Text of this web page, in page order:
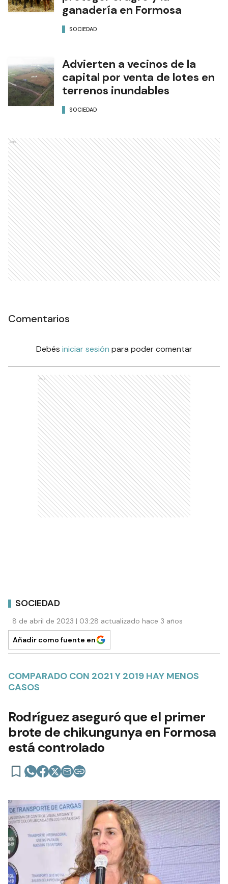
ganadería en Formosa
SOCIEDAD
Advierten a vecinos de la
capital por venta de lotes en
terrenos inundables
SOCIEDAD
Ads
Comentarios
Debés iniciar sesión para poder comentar
Ads
SOCIEDAD
8 de abril de 2023 | 03:28 actualizado hace 3 años
Añadir como fuente en
COMPARADO CON 2021 Y 2019 HAY MENOS
CASOS
Rodríguez aseguró que el primer
brote de chikungunya en Formosa
está controlado